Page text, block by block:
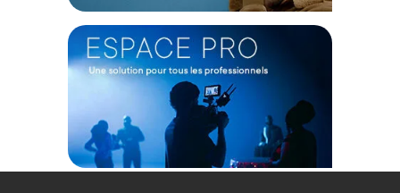
sur les produits de moins de 1m et moins de 20Kg.
(2) Nombre de points Fidélité estimés, hors remises au panier, basé
sur le prix TTC en €, les points seront effectivement calculés dans le